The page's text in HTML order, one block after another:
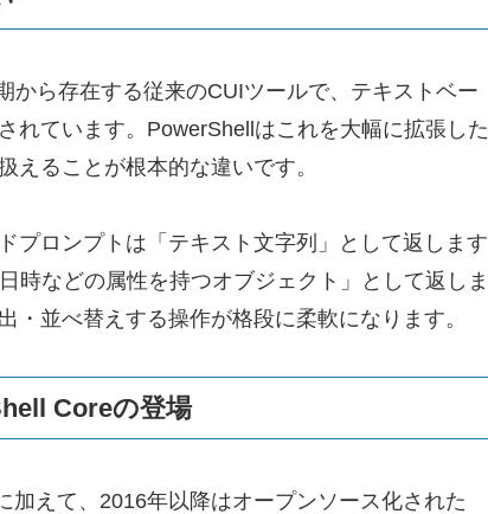
から存在する従来のCUIツールで、テキストベー
れています。PowerShellはこれを大幅に拡張した
えることが根本的な違いです。
プロンプトは「テキスト文字列」として返します
時などの属性を持つオブジェクト」として返しま
並べ替えする操作が格段に柔軟になります。
Coreの登場
えて、2016年以降はオープンソース化された